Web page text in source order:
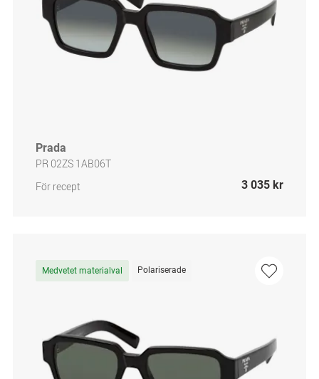
Prada
PR 02ZS 1AB06T
För recept
3 035 kr
Medvetet materialval Polariserade